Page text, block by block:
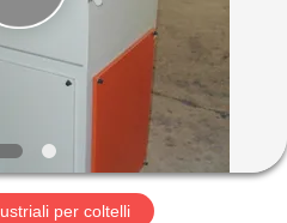
per coltelli